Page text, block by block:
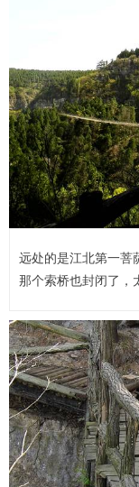
远处的是江北第一菩
那个索桥也封闭了，